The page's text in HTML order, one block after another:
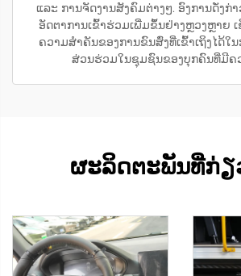
ແລະ ການຈັດງານສັງຄົມຕ່າງໆ. ອົງການດັ່ງກ່າ
ອັດຕາການເຂົ້າຮ່ວມເພີ່ມຂຶ້ນຢ່າງຫຼວງຫຼາຍ ເ
ຄວາມສຳຄັນຂອງການຂົນສົ່ງທີ່ເຂົ້າເຖິງໄດ້ໃ
ສ່ວນຮ່ວມໃນຊຸມຊົນຂອງບຸກຄົນທີ່ມີຄ
ຜະລິດຕະພັນທີ່ກ່ຽ